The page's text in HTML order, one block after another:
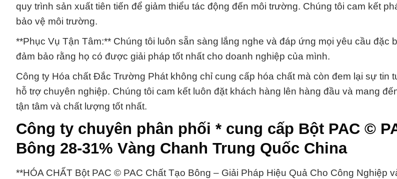
quy trình sản xuất tiên tiến để giảm thiểu tác động đến môi trường. Chúng tôi cam kết
bảo vệ môi trường.
**Phục Vụ Tận Tâm:** Chúng tôi luôn sẵn sàng lắng nghe và đáp ứng mọi yêu cầu đặc
đảm bảo rằng họ có được giải pháp tốt nhất cho doanh nghiệp của mình.
Công ty Hóa chất Đắc Trường Phát không chỉ cung cấp hóa chất mà còn đem lại sự tin
hỗ trợ chuyên nghiệp. Chúng tôi cam kết luôn đặt khách hàng lên hàng đầu và mang
tận tâm và chất lượng tốt nhất.
Công ty chuyên phân phối * cung cấp Bột PAC ©
Bông 28-31% Vàng Chanh Trung Quốc China
**HÓA CHẤT Bột PAC © PAC Chất Tạo Bông – Giải Pháp Hiệu Quả Cho Công Nghiệp